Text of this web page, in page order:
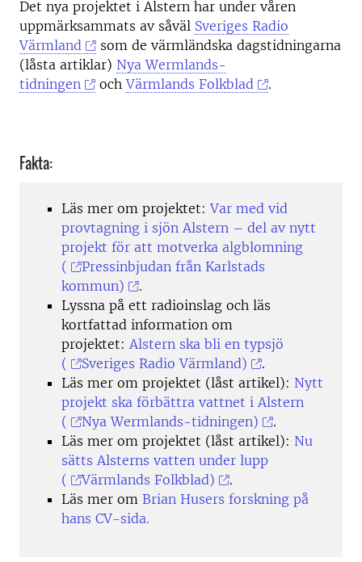
Det nya projektet i Alstern har under våren
uppmärksammats av såväl Sveriges Radio
Värmland
som de värmländska dagstidningarna
(låsta artiklar) Nya Wermlands-
tidningen
ochVärmlands Folkblad .
Fakta:
Läs mer om projektet:Var med vid
provtagning i sjön Alstern – del av nytt
projekt för att motverka algblomning
(
Pressinbjudan från Karlstads
kommun)
.
Lyssna på ett radioinslag och läs
kortfattad information om
projektet: Alstern ska bli en typsjö
(
Sveriges Radio Värmland)
.
Läs mer om projektet (låst artikel): Nytt
projekt ska förbättra vattnet i Alstern
(
Nya Wermlands-tidningen)
.
Läs mer om projektet (låst artikel): Nu
sätts Alsterns vatten under lupp
(
Värmlands Folkblad)
.
Läs mer om Brian Husers forskning på
hans CV-sida.